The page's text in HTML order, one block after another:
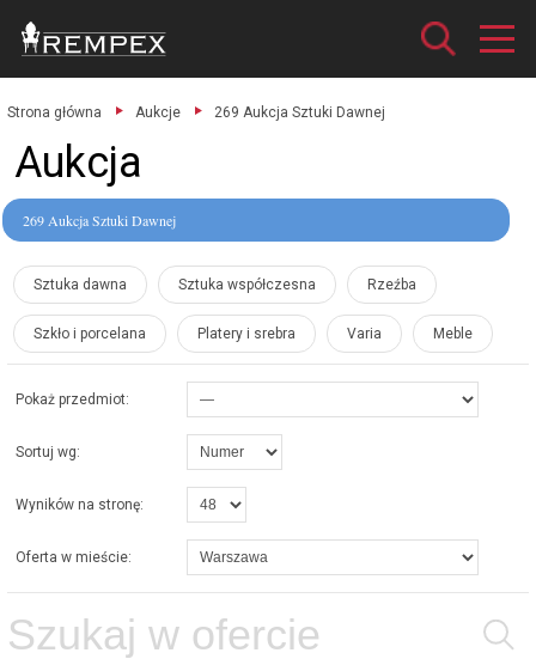
Strona główna Aukcje 269 Aukcja Sztuki Dawnej
Aukcja
269 Aukcja Sztuki Dawnej
Sztuka dawna Sztuka współczesna Rzeźba
Szkło i porcelana Platery i srebra Varia Meble
Pokaż przedmiot:
Sortuj wg:
Wyników na stronę:
Oferta w mieście: